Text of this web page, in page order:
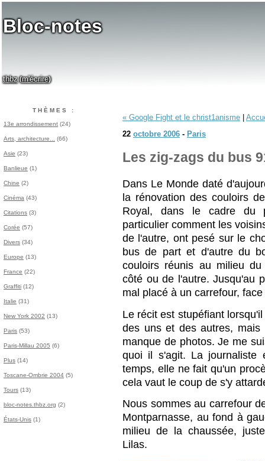
Bloc-notes
thbz(m'écrire)
THÈMES :
13e arrondissement (24)
Arts, architecture... (66)
Asie (23)
Banlieue (1)
Chine (2)
Cinéma (43)
Citations (3)
Corée (57)
Divers (34)
Europe (13)
France (22)
Graffiti (12)
Italie (31)
New York 2002 (13)
Paris (53)
Paris-Millau 2005 (6)
Plus (14)
Toscane-Ombrie 2004 (5)
Tours (13)
bloc-notes.thbz.org (2)
États-Unis (1)
« Google Fight et le christ1anisme
22 octobre 2006 - Paris
Les zig-zags du bus
Dans Le Monde daté
la rénovation des couloirs
Royal, dans le cadre du
particulier comment les
de l'autre, ont pesé sur le
bus de part et d'autre du
couloirs réunis au milieu
côté ou de l'autre. Jusqu'au
mal placé à un carrefour,
Le récit est stupéfiant
des uns et des autres,
manque de photos. Je me
quoi il s'agit. La journaliste
temps, elle ne fait qu'un
cela vaut le coup de s'y
Nous sommes au carrefour
Montparnasse, au fond à
milieu de la chaussée,
Lilas.